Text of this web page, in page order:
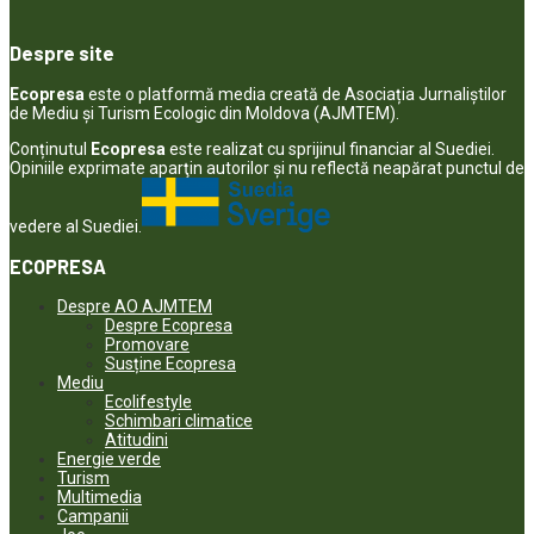
Despre site
Ecopresa este o platformă media creată de Asociația Jurnaliștilor
de Mediu și Turism Ecologic din Moldova (AJMTEM).
Conținutul Ecopresa este realizat cu sprijinul financiar al Suediei.
Opiniile exprimate aparţin autorilor şi nu reflectă neapărat punctul de
vedere al Suediei.
ECOPRESA
Despre AO AJMTEM
Despre Ecopresa
Promovare
Susține Ecopresa
Mediu
Ecolifestyle
Schimbari climatice
Atitudini
Energie verde
Turism
Multimedia
Campanii